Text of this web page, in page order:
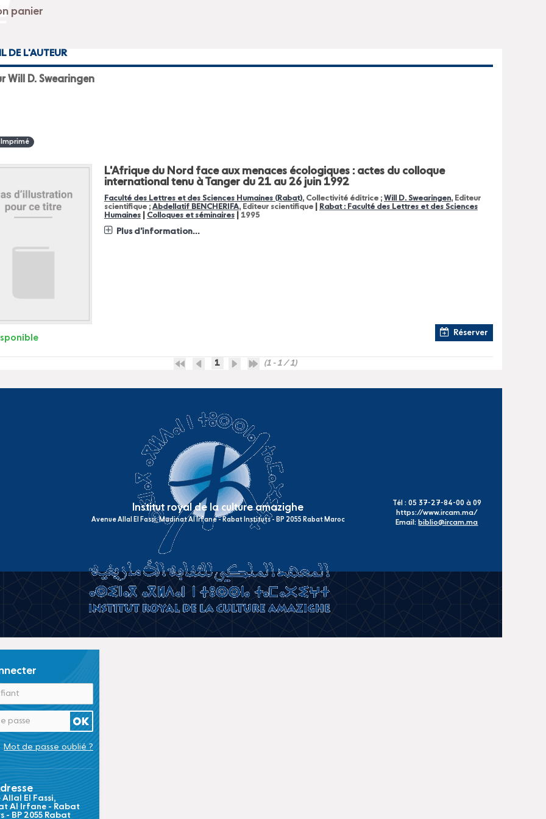
DE L'AUTEUR
Will D. Swearingen
L'Afrique du Nord face aux menaces écologiques : actes du colloque
international tenu à Tanger du 21 au 26 juin 1992
Faculté des Lettres et des Sciences Humaines (Rabat), Collectivité éditrice ; Will D. Swearingen, Editeur
scientifique ; Abdellatif BENCHERIFA, Editeur scientifique
Rabat : Faculté des Lettres et des Sciences
Humaines| Colloques et séminaires| 1995
Plus d'information...
Réserver
1 (1 - 1 / 1)
Institut royal de la culture amazighe
Avenue Allal El Fassi, Madinat Al Irfane - Rabat Instituts - BP 2055 Rabat Maroc
Tél : 05 37-27-84-00 à 09
https://www.ircam.ma/
Email: biblio@ircam.ma
Mot de passe oublié ?
Allal El Fassi,
Al Irfane - Rabat
- BP 2055 Rabat